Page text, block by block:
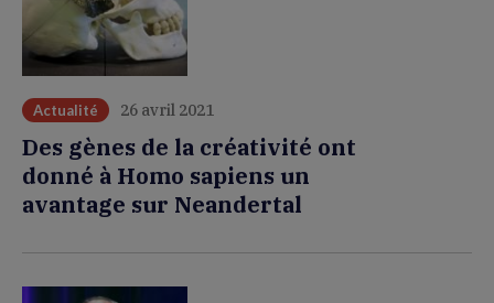
Actualité 26 avril 2021
Des gènes de la créativité ont
donné à Homo sapiens un
avantage sur Neandertal